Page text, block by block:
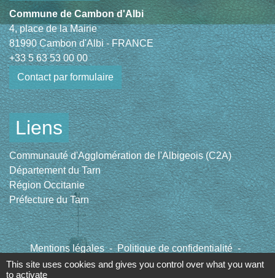
Commune de Cambon d'Albi
4, place de la Mairie
81990 Cambon d'Albi - FRANCE
+33 5 63 53 00 00
Contact par formulaire
Liens
Communauté d'Agglomération de l'Albigeois (C2A)
Département du Tarn
Région Occitanie
Préfecture du Tarn
Mentions légales - Politique de confidentialité -
Accessibilité - Plan du site - Gestion des cookies
This site uses cookies and gives you control over what you want
to activate